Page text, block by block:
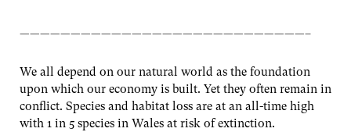
————————————————————————————–
We all depend on our natural world as the foundation
upon which our economy is built. Yet they often remain in
conflict. Species and habitat loss are at an all-time high
with 1 in 5 species in Wales at risk of extinction.